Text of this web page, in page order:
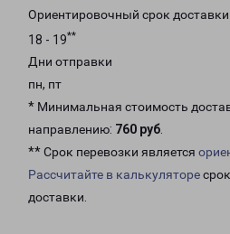
Ориентировочный срок доставки
18 - 19**
Дни отправки
пн, пт
* Минимальная стоимость
направлению: 760 руб.
** Срок перевозки является
Рассчитайте в калькуляторе
доставки.